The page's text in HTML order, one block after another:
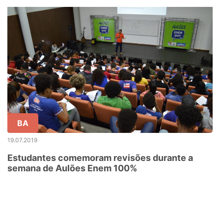
BA
19.07.2019
Estudantes comemoram revisões durante a
semana de Aulões Enem 100%